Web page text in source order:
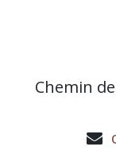
Chemin